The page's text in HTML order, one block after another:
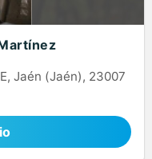
Jaén (Jaén), 23007